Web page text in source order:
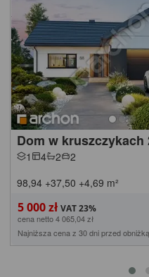
Dom w kruszczykach
1 4 2
2
98,94 +37,50 +4,69 m²
5 000 zł
cena netto 4 065,04 zł
Najniższa cena z 30 dni przed obniżką